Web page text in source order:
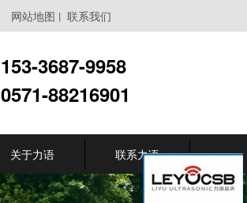
网站地图 丨 联系我们
153-3687-9958
0571-88216901
关于力语 联系力语